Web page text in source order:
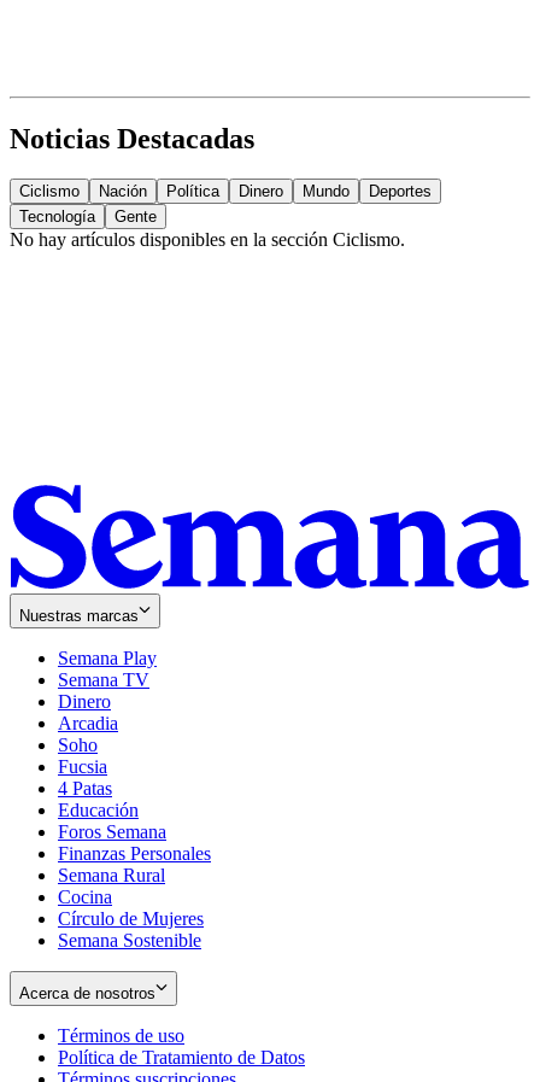
Noticias Destacadas
Ciclismo Nación Política Dinero Mundo
Deportes
Tecnología
Gente
No hay artículos disponibles en la sección Ciclismo.
Nuestras marcas
Semana Play
Semana TV
Dinero
Arcadia
Soho
in
new
window
Fucsia
in
new
window
4 Patas
Educación
Foros Semana
Finanzas Personales
Semana Rural
Cocina
Círculo de Mujeres
Semana Sostenible
Acerca de nosotros
Términos de uso
in
Política de Tratamiento de Datos